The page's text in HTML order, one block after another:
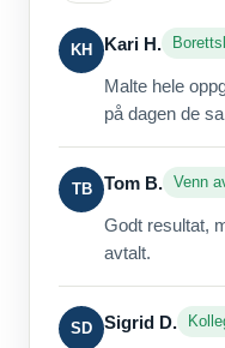
KH Kari H.
Malte hele
på dagen de
TB Tom B. Venn
Godt resultat,
avtalt.
SD Sigrid D.